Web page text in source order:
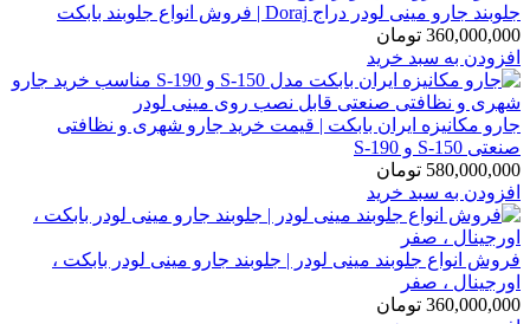
جلوبند جارو مینی لودر دراج Doraj | فروش انواع جلوبند بابکت
360,000,000 تومان
افزودن به سبد خرید
جارو مکانیزه ایران بابکت | قیمت خرید جارو شهری و نظافتی
صنعتی S-150 و S-190
580,000,000 تومان
افزودن به سبد خرید
فروش انواع جلوبند مینی لودر | جلوبند جارو مینی لودر بابکت ،
اورجینال ، صفر
360,000,000 تومان